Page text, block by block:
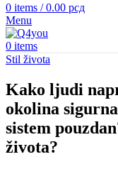
0 items / 0.00 рсд
Menu
0 items
Stil života
Kako ljudi
okolina
sistem
života?